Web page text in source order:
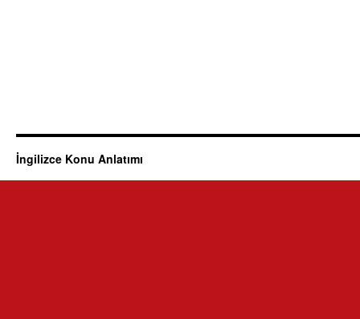
İngilizce Konu Anlatımı